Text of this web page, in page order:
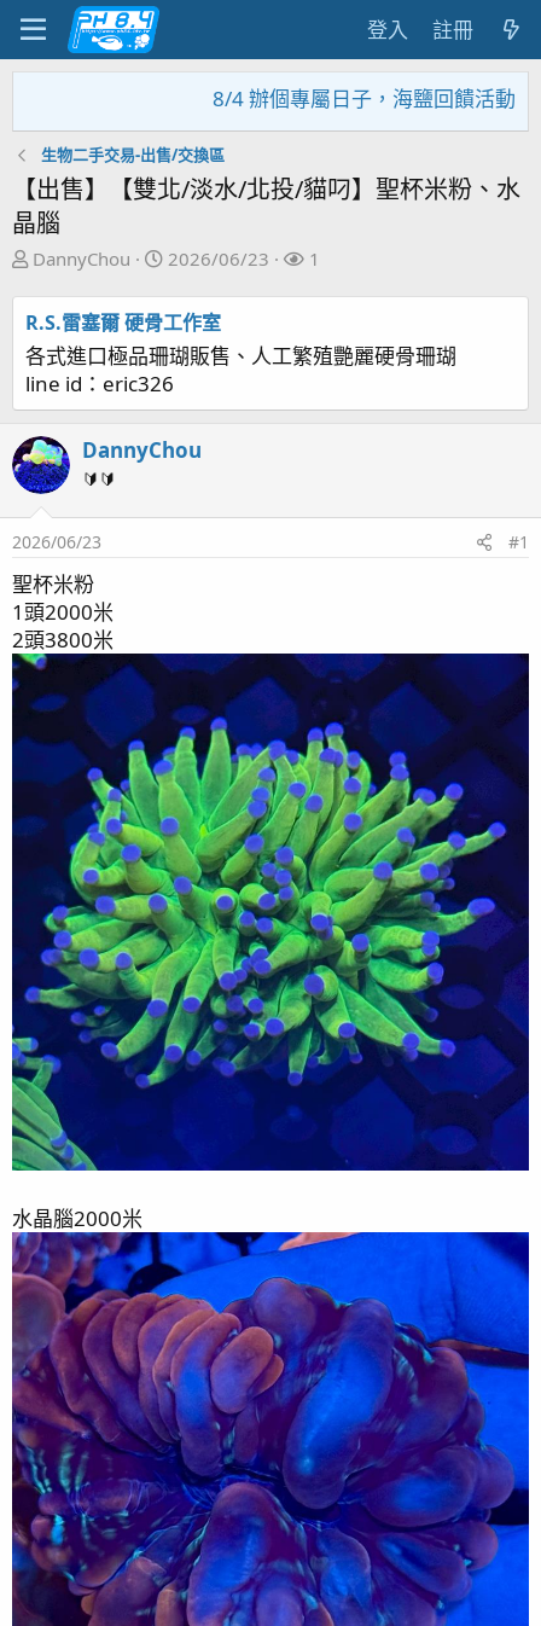
登入 註冊
8/4 辦個專屬日子，海鹽回饋活動，大
生物二手交易-出售/交換區
【出售】【雙北/淡水/北投/貓叼】聖杯米粉、水
晶腦
主
起
人
DannyChou
開
日
期
2026/06/23
關
1
R.S.雷塞爾 硬骨工作室
各式進口極品珊瑚販售、人工繁殖艷麗硬骨珊瑚
line id：eric326
DannyChou
🔰🔰
2026/06/23 #1
聖杯米粉
1頭2000米
2頭3800米
水晶腦2000米